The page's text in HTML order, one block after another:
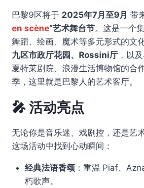
巴黎9区将于 2025年7月至9月 带
en scène”艺术舞台节。这是一个
舞蹈、绘画、魔术等多元形式的文
九区市政厅花园、Rossini厅 ，以
夏特莱剧院、浪漫生活博物馆的合
季，这里就是巴黎人的艺术客厅。
🎤 活动亮点
无论你是音乐迷、戏剧控，还是艺
这场活动中找到心动瞬间：
经典法语香颂：重温 Piaf、
朽歌声。